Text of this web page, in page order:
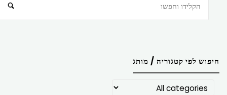
חיפוש לפי קטגוריה / מותג